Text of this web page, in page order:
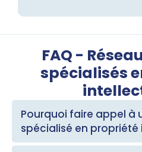
FAQ -
spécialisés
Pourquoi faire appel à
spécialisé en propriété